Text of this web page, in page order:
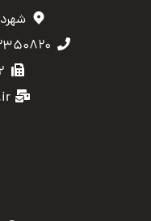
۰۱۱-۵۲۳۵۰۸۲۰ -